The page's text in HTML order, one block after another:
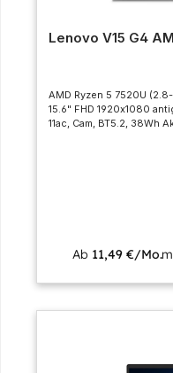
Lenovo V15 G4
AMD Ryzen 5 7520U
15.6" FHD 1920x1080
11ac, Cam, BT5.2, 38Wh
Ab 11,49 €/Mo.